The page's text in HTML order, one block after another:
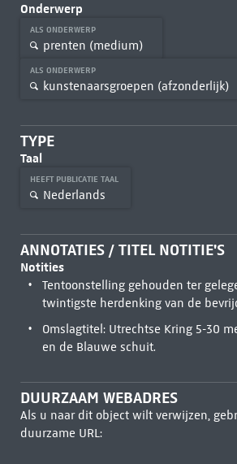
Onderwerp
ALS ONDERWERP
prenten (medium)
ALS ONDERWERP
kunstenaarsgroepen (afzonderlijk)
TYPE
Taal
HEEFT PUBLICATIE TAAL
Nederlands
ANNOTATIES / TITEL NOTITIE'S
Notities
Tentoonstelling gehouden ter
twintigste herdenking van de
Omslagtitel: Utrechtse Kring 5-30
en de Blauwe schuit.
DUURZAAM WEBADRES
Als u naar dit object wilt verwijzen,
duurzame URL: